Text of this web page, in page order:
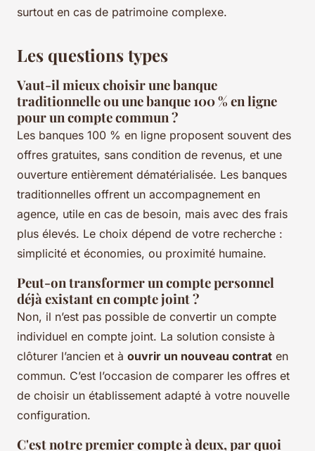
surtout en cas de patrimoine complexe.
Les questions types
Vaut-il mieux choisir une banque
traditionnelle ou une banque 100 % en ligne
pour un compte commun ?
Les banques 100 % en ligne proposent souvent des
offres gratuites, sans condition de revenus, et une
ouverture entièrement dématérialisée. Les banques
traditionnelles offrent un accompagnement en
agence, utile en cas de besoin, mais avec des frais
plus élevés. Le choix dépend de votre recherche :
simplicité et économies, ou proximité humaine.
Peut-on transformer un compte personnel
déjà existant en compte joint ?
Non, il n’est pas possible de convertir un compte
individuel en compte joint. La solution consiste à
clôturer l’ancien et à ouvrir un nouveau contrat en
commun. C’est l’occasion de comparer les offres et
de choisir un établissement adapté à votre nouvelle
configuration.
C'est notre premier compte à deux, par quoi